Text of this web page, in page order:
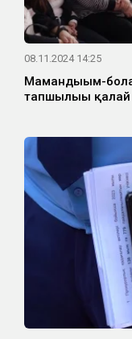
08.11.2024 14:25
Мамандығым-
тапшылығы